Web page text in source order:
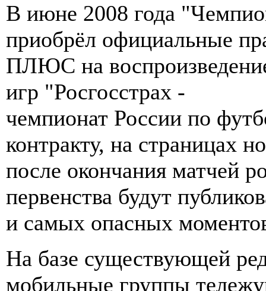
В июне 2008 года
приобрёл официальные
ПЛЮС на
игр "Росгосстрах -
чемпионат России по
контракту, на страницах
после окончания матчей
первенства будут
и самых опасных
На базе существующей
мобильные группы